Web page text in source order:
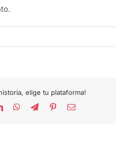
elige tu plataforma!
LinkedInWhatsApp
TelegramPinterestCorreo